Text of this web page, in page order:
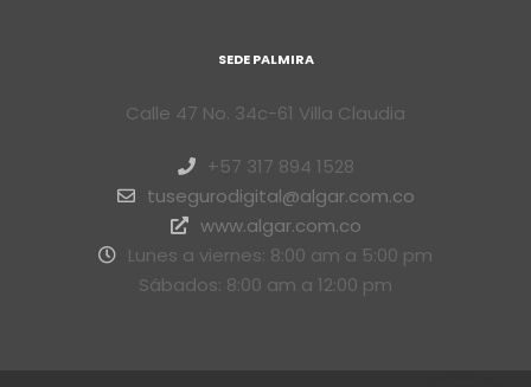
SEDE PALMIRA
Calle 47 No. 34c-61 Villa Claudia
+57 317 894 1528
tusegurodigital@algar.com.co
www.algar.com.co
Lunes a viernes: 8:00 am a 5:00 pm
Sábados: 8:00 am a 12:00 pm